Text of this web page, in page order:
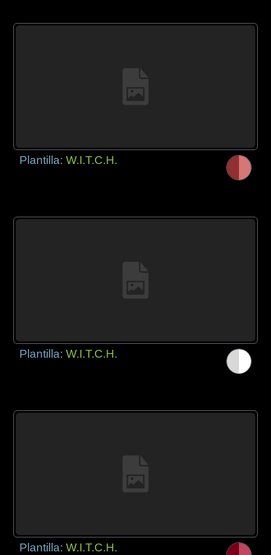
Plantilla:W.I.T.C.H.
Plantilla:W.I.T.C.H.
Plantilla:W.I.T.C.H.